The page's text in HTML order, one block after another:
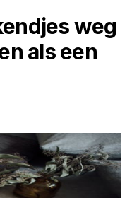
weg
als een